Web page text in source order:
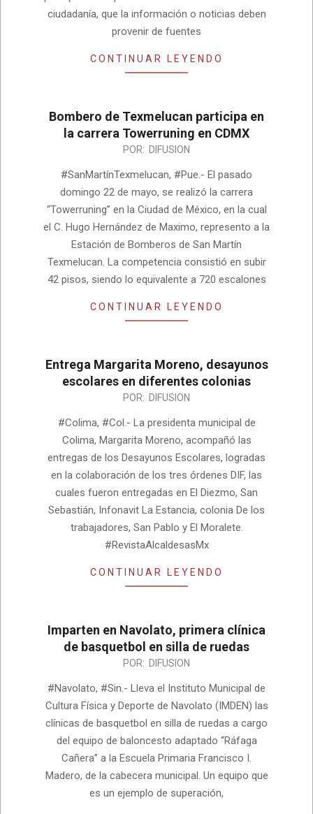
ciudadanía, que la información o noticias deben
provenir de fuentes
CONTINUAR LEYENDO
Bombero de Texmelucan participa en
la carrera Towerruning en CDMX
POR: DIFUSION
#SanMartínTexmelucan, #Pue.- El pasado
domingo 22 de mayo, se realizó la carrera
“Towerruning” en la Ciudad de México, en la cual
el C. Hugo Hernández de Maximo, represento a la
Estación de Bomberos de San Martín
Texmelucan. La competencia consistió en subir
42 pisos, siendo lo equivalente a 720 escalones
CONTINUAR LEYENDO
Entrega Margarita Moreno, desayunos
escolares en diferentes colonias
POR: DIFUSION
#Colima, #Col.- La presidenta municipal de
Colima, Margarita Moreno, acompañó las
entregas de los Desayunos Escolares, logradas
en la colaboración de los tres órdenes DIF, las
cuales fueron entregadas en El Diezmo, San
Sebastián, Infonavit La Estancia, colonia De los
trabajadores, San Pablo y El Moralete.
#RevistaAlcaldesasMx
CONTINUAR LEYENDO
Imparten en Navolato, primera clínica
de basquetbol en silla de ruedas
POR: DIFUSION
#Navolato, #Sin.- Lleva el Instituto Municipal de
Cultura Física y Deporte de Navolato (IMDEN) las
clínicas de basquetbol en silla de ruedas a cargo
del equipo de baloncesto adaptado “Ráfaga
Cañera” a la Escuela Primaria Francisco I.
Madero, de la cabecera municipal. Un equipo que
es un ejemplo de superación,